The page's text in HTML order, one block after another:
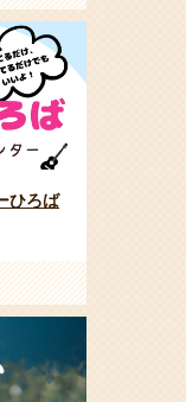
ひろば